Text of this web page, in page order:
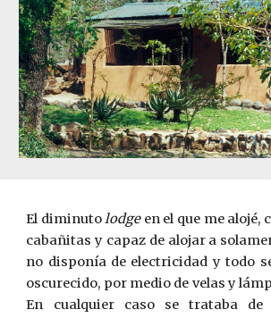
El diminutolodgeen el que me alojé,
cabañitas y capaz de alojar a
no disponía de electricidad y todo
oscurecido, por medio de velas y
En cualquier caso se trataba